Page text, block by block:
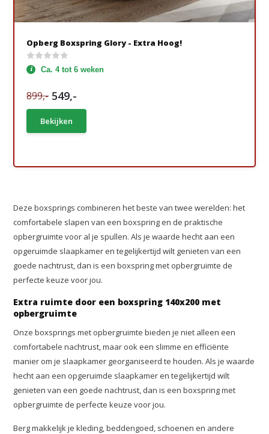
Opberg Boxspring Glory - Extra Hoog!
Ca. 4 tot 6 weken
899,- 549,-
Bekijken
Deze boxsprings combineren het beste van twee werelden: het
comfortabele slapen van een boxspring en de praktische
opbergruimte voor al je spullen. Als je waarde hecht aan een
opgeruimde slaapkamer en tegelijkertijd wilt genieten van een
goede nachtrust, dan is een boxspring met opbergruimte de
perfecte keuze voor jou.
Extra ruimte door een boxspring 140x200 met
opbergruimte
Onze boxsprings met opbergruimte bieden je niet alleen een
comfortabele nachtrust, maar ook een slimme en efficiënte
manier om je slaapkamer georganiseerd te houden. Als je waarde
hecht aan een opgeruimde slaapkamer en tegelijkertijd wilt
genieten van een goede nachtrust, dan is een boxspring met
opbergruimte de perfecte keuze voor jou.
Berg makkelijk je kleding, beddengoed, schoenen en andere